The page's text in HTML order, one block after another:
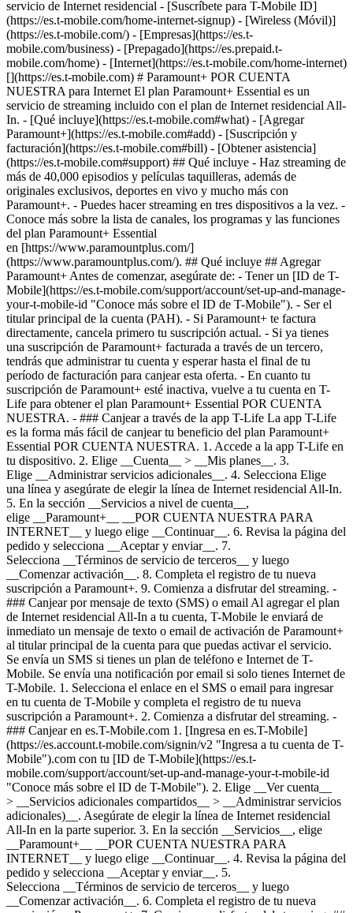
servicio de Internet residencial - [Suscríbete para T-Mobile ID]
(https://es.t-mobile.com/home-internet-signup) - [Wireless (Móvil)]
(https://es.t-mobile.com/) - [Empresas](https://es.t-
mobile.com/business) - [Prepagado](https://es.prepaid.t-
mobile.com/home) - [Internet](https://es.t-mobile.com/home-internet)
[](https://es.t-mobile.com) # Paramount+ POR CUENTA
NUESTRA para Internet El plan Paramount+ Essential es un
servicio de streaming incluido con el plan de Internet residencial All-
In. - [Qué incluye](https://es.t-mobile.com#what) - [Agregar
Paramount+](https://es.t-mobile.com#add) - [Suscripción y
facturación](https://es.t-mobile.com#bill) - [Obtener asistencia]
(https://es.t-mobile.com#support) ## Qué incluye - Haz streaming de
más de 40,000 episodios y películas taquilleras, además de
originales exclusivos, deportes en vivo y mucho más con
Paramount+. - Puedes hacer streaming en tres dispositivos a la vez. -
Conoce más sobre la lista de canales, los programas y las funciones
del plan Paramount+ Essential
en [https://www.paramountplus.com/]
(https://www.paramountplus.com/). ## Qué incluye ## Agregar
Paramount+ Antes de comenzar, asegúrate de: - Tener un [ID de T-
Mobile](https://es.t-mobile.com/support/account/set-up-and-manage-
your-t-mobile-id "Conoce más sobre el ID de T-Mobile")​. - Ser el
titular principal de la cuenta (PAH). - Si Paramount+ te factura
directamente, cancela primero tu suscripción actual. - Si ya tienes
una suscripción de Paramount+ facturada a través de un tercero,
tendrás que administrar tu cuenta y esperar hasta el final de tu
período de facturación para canjear esta oferta. - En cuanto tu
suscripción de Paramount+ esté inactiva, vuelve a tu cuenta en T-
Life para obtener el plan Paramount+ Essential POR CUENTA
NUESTRA. - ### Canjear a través de la app T-Life La app T-Life
es la forma más fácil de canjear tu beneficio del plan Paramount+
Essential POR CUENTA NUESTRA. 1. Accede a la app T-Life en
tu dispositivo. 2. Elige __Cuenta__ > __Mis planes__. 3.
Elige __Administrar servicios adicionales__. 4. Selecciona Elige
una línea y asegúrate de elegir la línea de Internet residencial All-In.
5. En la sección __Servicios a nivel de cuenta__,
elige __Paramount+__ __POR CUENTA NUESTRA PARA
INTERNET__ y luego elige __Continuar__. 6. Revisa la página del
pedido y selecciona __Aceptar y enviar__. 7.
Selecciona __Términos de servicio de terceros__ y luego
__Comenzar activación__. 8. Completa el registro de tu nueva
suscripción a Paramount+. 9. Comienza a disfrutar del streaming. -
### Canjear por mensaje de texto (SMS) o email Al agregar el plan
de Internet residencial All-In a tu cuenta, T-Mobile le enviará de
inmediato un mensaje de texto o email de activación de Paramount+
al titular principal de la cuenta para que puedas activar el servicio.
Se envía un SMS si tienes un plan de teléfono e Internet de T-
Mobile. Se envía una notificación por email si solo tienes Internet de
T-Mobile. 1. Selecciona el enlace en el SMS o email para ingresar
en tu cuenta de T-Mobile y completa el registro de tu nueva
suscripción a Paramount+. 2. Comienza a disfrutar del streaming. -
### Canjear en es.T-Mobile.com 1. [Ingresa en es.T-Mobile]
(https://es.account.t-mobile.com/signin/v2 "Ingresa a tu cuenta de T-
Mobile").com con tu [ID de T-Mobile](https://es.t-
mobile.com/support/account/set-up-and-manage-your-t-mobile-id
"Conoce más sobre el ID de T-Mobile"). 2. Elige __Ver cuenta__
> __Servicios adicionales compartidos__ > __Administrar servicios
adicionales)__. Asegúrate de elegir la línea de Internet residencial
All-In en la parte superior. 3. En la sección __Servicios__, elige
__Paramount+__ __POR CUENTA NUESTRA PARA
INTERNET__ y luego elige __Continuar__. 4. Revisa la página del
pedido y selecciona __Aceptar y enviar__. 5.
Selecciona __Términos de servicio de terceros__ y luego
__Comenzar activación__. 6. Completa el registro de tu nueva